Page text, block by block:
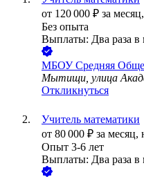
от 120 000 ₽ за месяц,
Без опыта
Выплаты: Два раза в
МБОУ Средняя
Мытищи, улица
Откликнуться
Учитель математики
от 80 000 ₽ за месяц,
Опыт 3-6 лет
Выплаты: Два раза в